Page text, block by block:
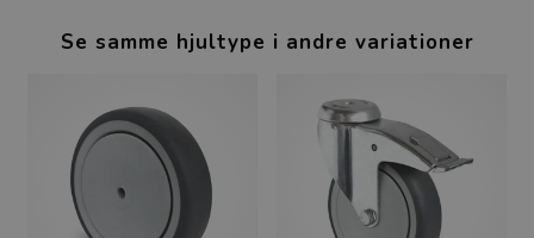
Se samme hjultype i andre variationer